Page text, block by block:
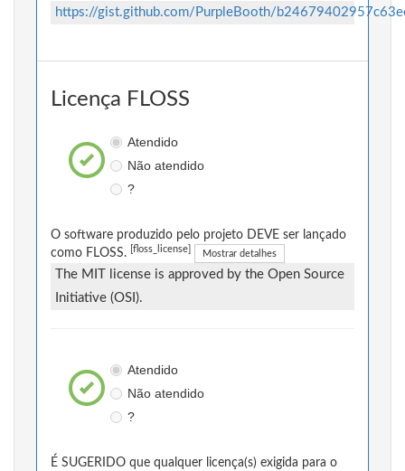
https://gist.github.com/PurpleBooth/
Licença FLOSS
Atendido
Não atendido
?
O software produzido pelo projeto DEVE ser lançado
como FLOSS.
[floss_license] Mostrar detalhes
The MIT license is approved by the Open Source
Initiative (OSI).
Atendido
Não atendido
?
É SUGERIDO que qualquer licença(s) exigida para o